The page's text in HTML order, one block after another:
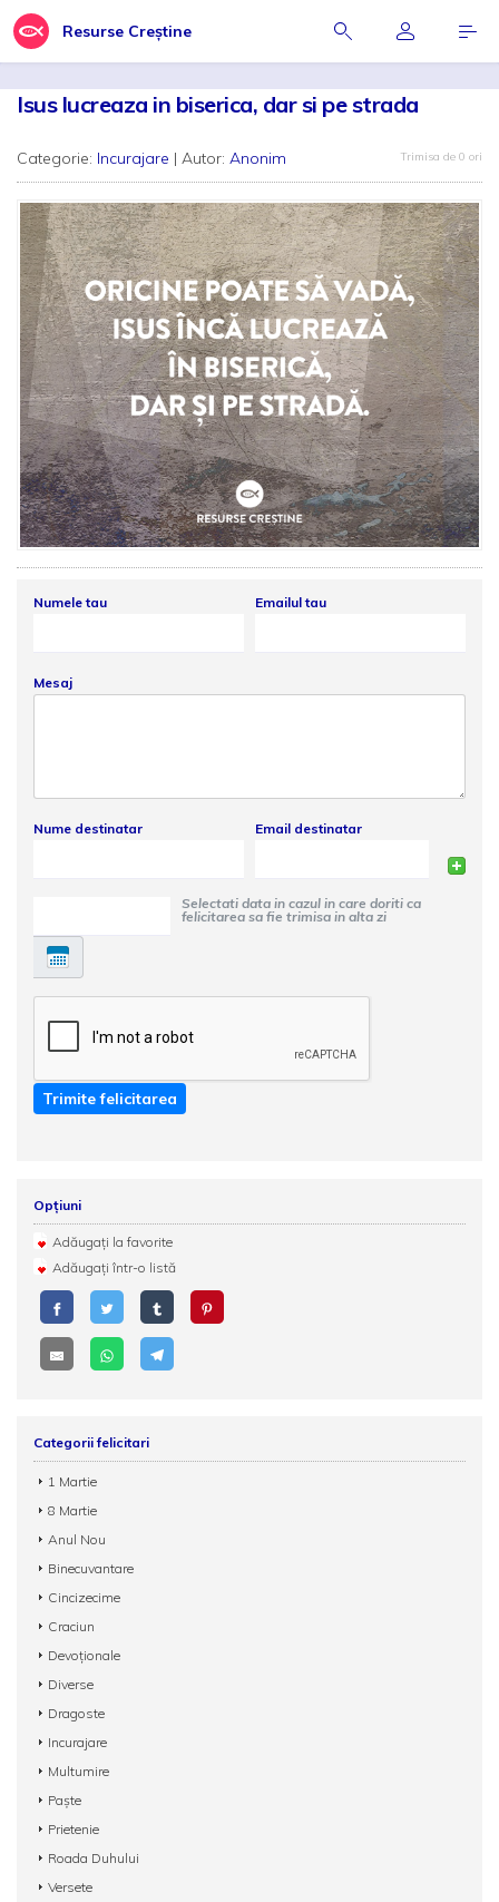
Resurse Creștine
Isus lucreaza in biserica, dar si pe strada
Categorie: Incurajare | Autor: Anonim Trimisa de 0 ori
Numele tau Emailul tau
Mesaj
Nume destinatar Email destinatar
Selectati data in cazul in care doriti ca
felicitarea sa fie trimisa in alta zi
Trimite felicitarea
Opțiuni
Adăugați la favorite
Adăugați într-o listă
Categorii felicitari
1 Martie
8 Martie
Anul Nou
Binecuvantare
Cincizecime
Craciun
Devoționale
Diverse
Dragoste
Incurajare
Multumire
Paște
Prietenie
Roada Duhului
Versete